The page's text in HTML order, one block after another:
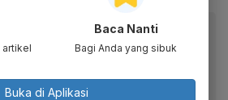
aplikasi mobile.
membaca lebih nyaman dan nikmati
Baca Nanti
Bagi Anda yang sibuk
Buka di Aplikasi